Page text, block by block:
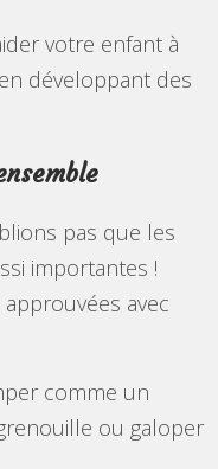
votre enfant à
développant des
pas que les
importantes !
avec
comme un
ou galoper